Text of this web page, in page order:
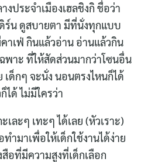
ประจำเมืองเฮลชิงกิ ชื่อว่า
ร์น ดูสบายตา มีที่นั่งทุกแบบ
าเฟ่ กินแล้วอ่าน อ่านแล้วกิน
พาะ ที่ให้สัดส่วนมากว่าโซนอื่น
ด็กๆ จะนั่ง นอนตรงไหนก็ได้
ได้ ไม่มีใครว่า
เละๆ เทะๆ ได้เลย (หัวเราะ)
ำมาเพื่อให้เด็กใช้งานได้ง่าย
อที่มีความสูงที่เด็กเลือก